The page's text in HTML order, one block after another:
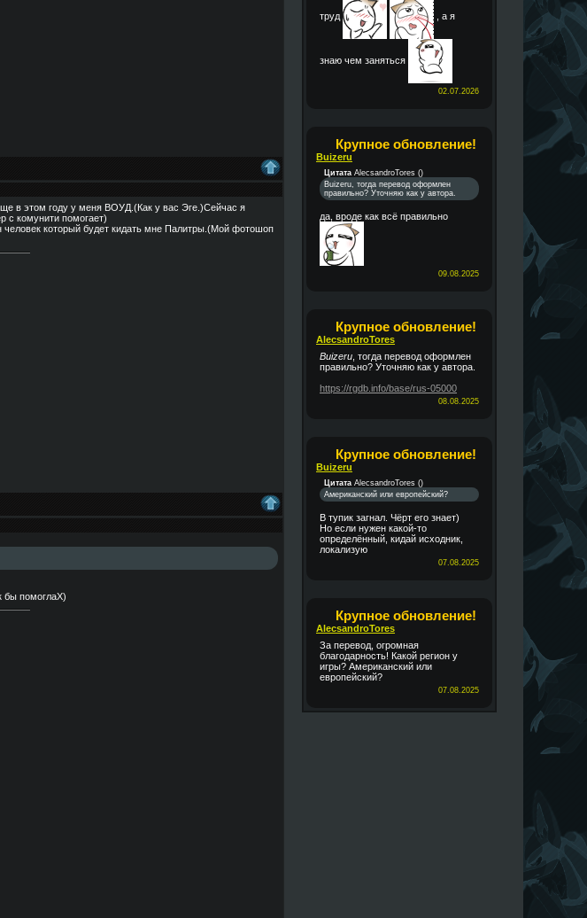
труд , а я
знаю чем заняться
02.07.2026
Крупное обновление!
Buizeru
Цитата AlecsandroTores ()
Buizeru, тогда перевод оформлен
правильно? Уточняю как у автора.
да, вроде как всё правильно
09.08.2025
Крупное обновление!
AlecsandroTores
Buizeru , тогда перевод оформлен
правильно? Уточняю как у автора.
https://rgdb.info/base/rus-05000
08.08.2025
Крупное обновление!
Buizeru
Цитата AlecsandroTores ()
Американский или европейский?
В тупик загнал. Чёрт его знает)
Но если нужен какой-то
определённый, кидай исходник,
локализую
07.08.2025
Крупное обновление!
AlecsandroTores
За перевод, огромная
благодарность! Какой регион у
игры? Американский или
европейский?
07.08.2025
в этом году у меня ВОУД.(Как у вас Эге.)Сейчас я
с комунити помогает)
человек который будет кидать мне Палитры.(Мой фотошоп
бы помоглаX)